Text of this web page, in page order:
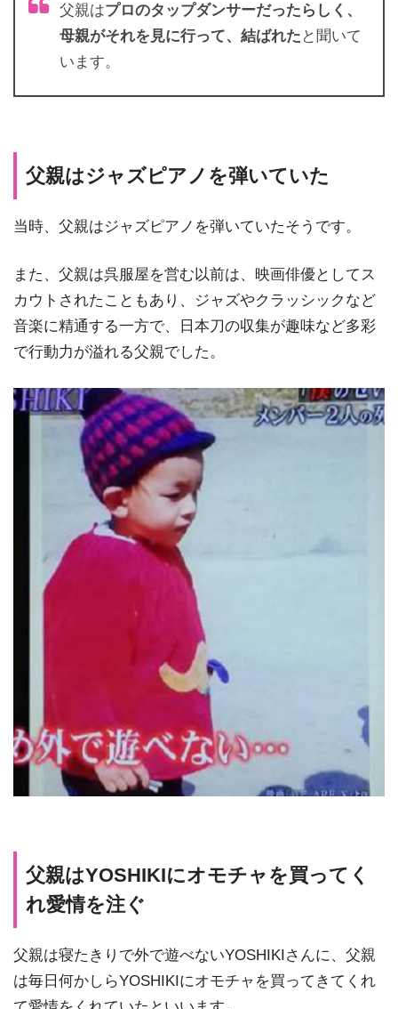
父親はプロのタップダンサーだったらしく、
母親がそれを見に行って、結ばれた と聞いて
います。
父親はジャズピアノを弾いていた
当時、父親はジャズピアノを弾いていたそうです。
また、父親は呉服屋を営む以前は、映画俳優としてス
カウトされたこともあり、ジャズやクラッシックなど
音楽に精通する一方で、日本刀の収集が趣味など多彩
で行動力が溢れる父親でした。
父親はYOSHIKIにオモチャを買ってく
れ愛情を注ぐ
父親は寝たきりで外で遊べないYOSHIKIさんに、父親
は毎日何かしらYOSHIKIにオモチャを買ってきてくれ